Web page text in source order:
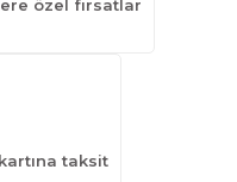
özel fırsatlar
taksit